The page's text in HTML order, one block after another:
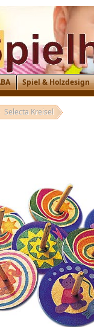
Spiel & Holzdesign
Selecta Kreisel